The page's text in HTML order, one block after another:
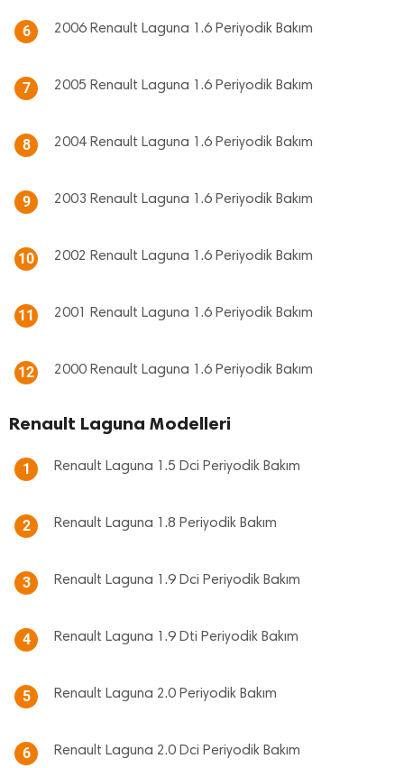
6 2006 Renault Laguna 1.6 Periyodik Bakım
7 2005 Renault Laguna 1.6 Periyodik Bakım
8 2004 Renault Laguna 1.6 Periyodik Bakım
9 2003 Renault Laguna 1.6 Periyodik Bakım
10 2002 Renault Laguna 1.6 Periyodik Bakım
11 2001 Renault Laguna 1.6 Periyodik Bakım
12 2000 Renault Laguna 1.6 Periyodik Bakım
Renault Laguna Modelleri
1 Renault Laguna 1.5 Dci Periyodik Bakım
2 Renault Laguna 1.8 Periyodik Bakım
3 Renault Laguna 1.9 Dci Periyodik Bakım
4 Renault Laguna 1.9 Dti Periyodik Bakım
5 Renault Laguna 2.0 Periyodik Bakım
6 Renault Laguna 2.0 Dci Periyodik Bakım